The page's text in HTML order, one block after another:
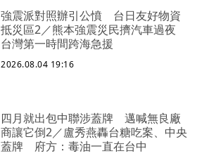
強震派對照辦引公憤 台日友好物資
抵災區2／熊本強震災民擠汽車過夜
台灣第一時間跨海急援
2026.08.04 19:16
四月就出包中聯涉蓋牌 邁喊無良廠
商讓它倒2／盧秀燕轟台糖吃案、中央
蓋牌 府方：毒油一直在台中